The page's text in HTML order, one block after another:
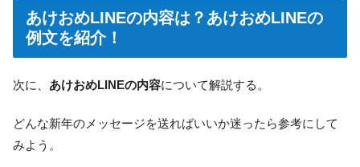
あけおめLINEの内容は？あけおめLINEの
例文を紹介！
次に、 あけおめLINEの内容について解説する。
どんな新年のメッセージを送ればいいか迷ったら参考にして
みよう。